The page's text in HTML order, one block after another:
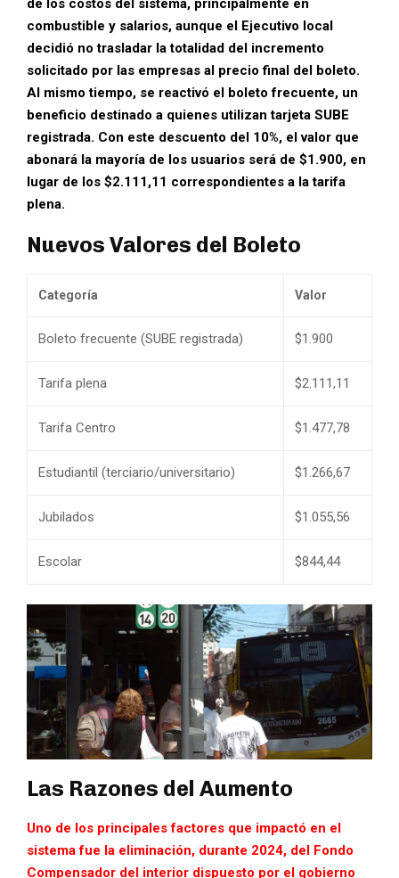
de los costos del sistema, principalmente en
combustible y salarios, aunque el Ejecutivo local
decidió no trasladar la totalidad del incremento
solicitado por las empresas al precio final del boleto.
Al mismo tiempo, se reactivó el boleto frecuente, un
beneficio destinado a quienes utilizan tarjeta SUBE
registrada. Con este descuento del 10%, el valor que
abonará la mayoría de los usuarios será de $1.900, en
lugar de los $2.111,11 correspondientes a la tarifa
plena.
Nuevos Valores del Boleto
Categoría Valor
Boleto frecuente (SUBE registrada) $1.900
Tarifa plena $2.111,11
Tarifa Centro $1.477,78
Estudiantil (terciario/universitario) $1.266,67
Jubilados $1.055,56
Escolar $844,44
Las Razones del Aumento
Uno de los principales factores que impactó en el
sistema fue la eliminación, durante 2024, del Fondo
Compensador del interior dispuesto por el gobierno